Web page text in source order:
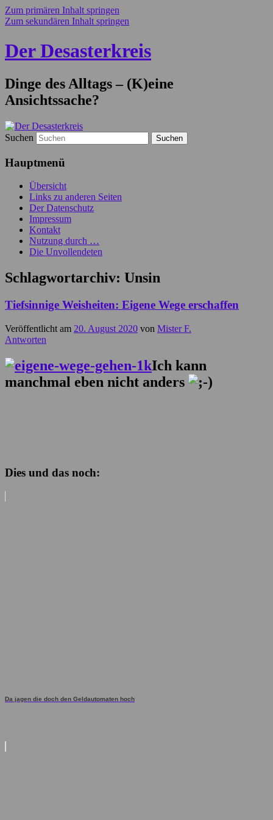
Zum primären Inhalt springen
Zum sekundären Inhalt springen
Der Desasterkreis
Dinge des Alltags – (K)eine
Ansichtssache?
Suchen
Hauptmenü
Übersicht
Links zu anderen Seiten
Der Datenschutz
Impressum
Kontakt
Nutzung durch …
Die Unvollendeten
Schlagwortarchiv: Unsin
Tiefsinnige Weisheiten: Eigene Wege erschaffen
Veröffentlicht am 20. August 2020 von Mister F.
Antworten
Ich kann
manchmal eben nicht anders
Dies und das noch:
Da jagen die doch den Geldautomaten hoch